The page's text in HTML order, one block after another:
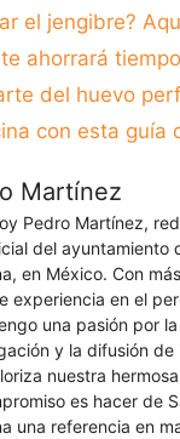
el jengibre?
ahorrará
del huevo
con esta guía
Martínez
Pedro Martínez,
del ayuntamiento
en México. Con
experiencia en el
una pasión por la
y la difusión de
nuestra
es hacer de
una referencia en